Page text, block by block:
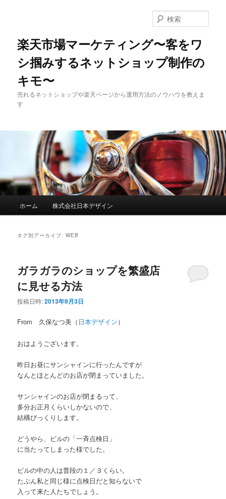
楽天市場マーケティング〜客をワ
シ掴みするネットショップ制作の
キモ〜
売れるネットショップや楽天ページから運用方法のノウハウを教えま
す
索
メインコンテンツへ移動
サブコンテンツへ移動
ホーム 株式会社日本デザイン
タグ別アーカイブ:WEB
ガラガラのショップを繁盛店
に見せる方法
投稿日時:2013年9月3日
From 久保なつ美（ 日本デザイン）
おはようございます。
昨日お昼にサンシャインに行ったんですが
なんとほとんどのお店が閉まっていました。
サンシャインのお店が閉まるって、
多分お正月くらいしかないので、
結構びっくりします。
どうやら、ビルの「一斉点検日」
に当たってしまった様でした。
ビルの中の人は普段の１／３くらい。
たぶん私と同じ様に点検日だと知らないで
入って来た人たちでしょう。